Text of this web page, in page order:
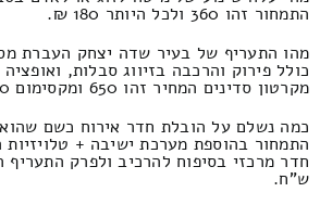
התמחור זהו 360 ולכל היותר 180 ₪.
מהו התעריף של בעיר שדה יצחק העברת
כולל פירוק והרכבה בזיווג סבלות,
מקרטון סדינים המחיר זהו 650 ומקסימום 190 שקלים חדשים.
כמה נשלם על הובלת חדר אירוח כשם
התמחור בהוספת מערכת ישיבה + טלויזיות
ש"ח.